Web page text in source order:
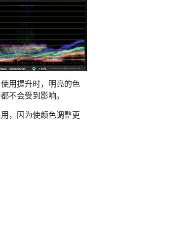
用提升时，明亮的色
不会受到影响。
，因为使颜色调整更